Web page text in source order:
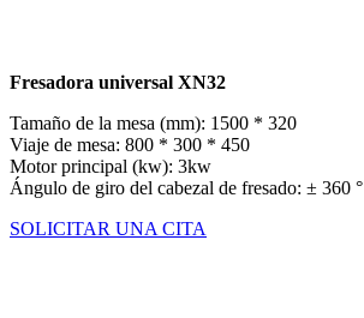
Fresadora universal XN32
Tamaño de la mesa (mm): 1500 * 320
Viaje de mesa: 800 * 300 * 450
Motor principal (kw): 3kw
Ángulo de giro del cabezal de fresado: ± 360 °
SOLICITAR UNA CITA